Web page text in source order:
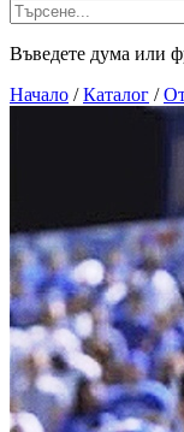
Въведете дума или
Начало / Каталог /